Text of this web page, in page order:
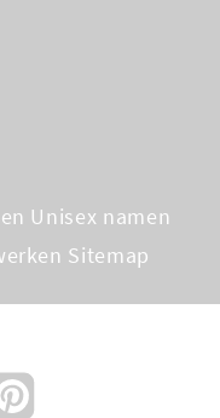
Unisex namen
Sitemap